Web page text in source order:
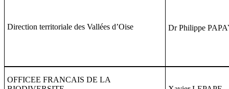
Direction territoriale des Vallées d’Oise Dr Philippe
OFFICEE FRANCAIS DE LA